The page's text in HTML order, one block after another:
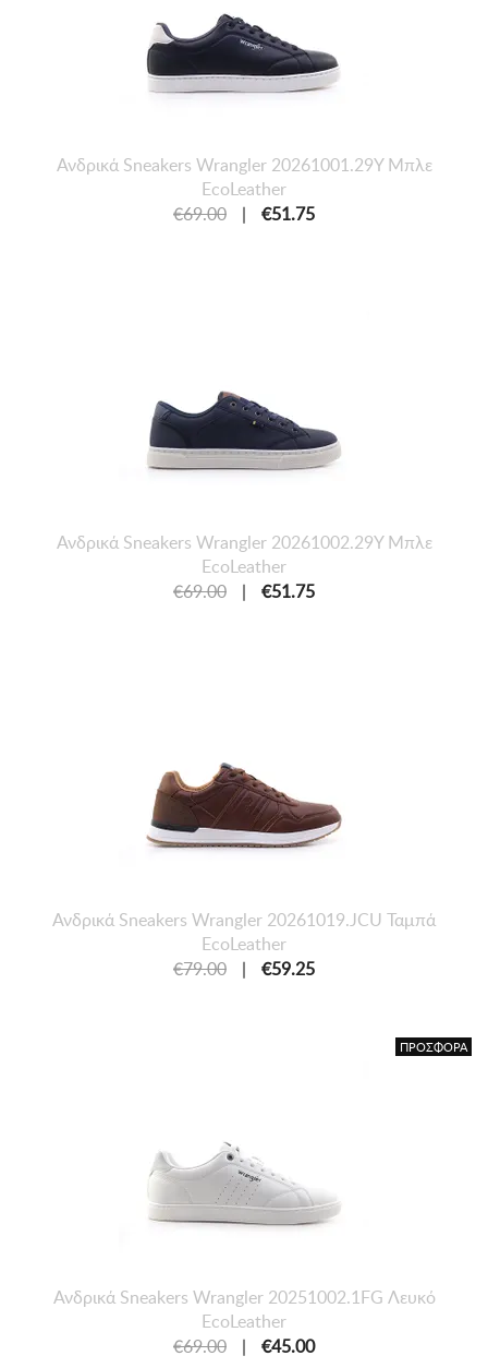
Ανδρικά Sneakers Wrangler 20261001.29Y Μπλε
EcoLeather
€69.00
| €51.75
Ανδρικά Sneakers Wrangler 20261002.29Y Μπλε
EcoLeather
€69.00
| €51.75
Ανδρικά Sneakers Wrangler 20261019.JCU Ταμπά
EcoLeather
€79.00
| €59.25
ΠΡΟΣΦΟΡΑ
Ανδρικά Sneakers Wrangler 20251002.1FG Λευκό
EcoLeather
€69.00
| €45.00